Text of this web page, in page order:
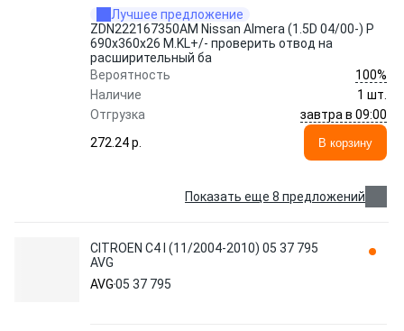
Лучшее предложение
ZDN222167350AM Nissan Almera (1.5D 04/00-) P
690x360x26 M.KL+/- проверить отвод на
расширительный ба
Вероятность
100%
Наличие
1 шт.
Отгрузка
завтра в 09:00
272.24 p.
В корзину
Показать еще 8 предложений
CITROEN C4 I (11/2004-2010) 05 37 795
AVG
AVG05 37 795